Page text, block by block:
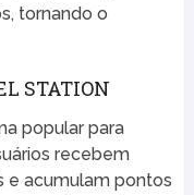
tornando o
STATION
popular para
recebem
e acumulam pontos